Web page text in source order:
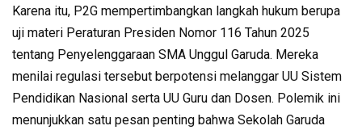
Karena itu, P2G mempertimbangkan langkah hukum berupa
uji materi Peraturan Presiden Nomor 116 Tahun 2025
tentang Penyelenggaraan SMA Unggul Garuda. Mereka
menilai regulasi tersebut berpotensi melanggar UU Sistem
Pendidikan Nasional serta UU Guru dan Dosen. Polemik ini
menunjukkan satu pesan penting bahwa Sekolah Garuda